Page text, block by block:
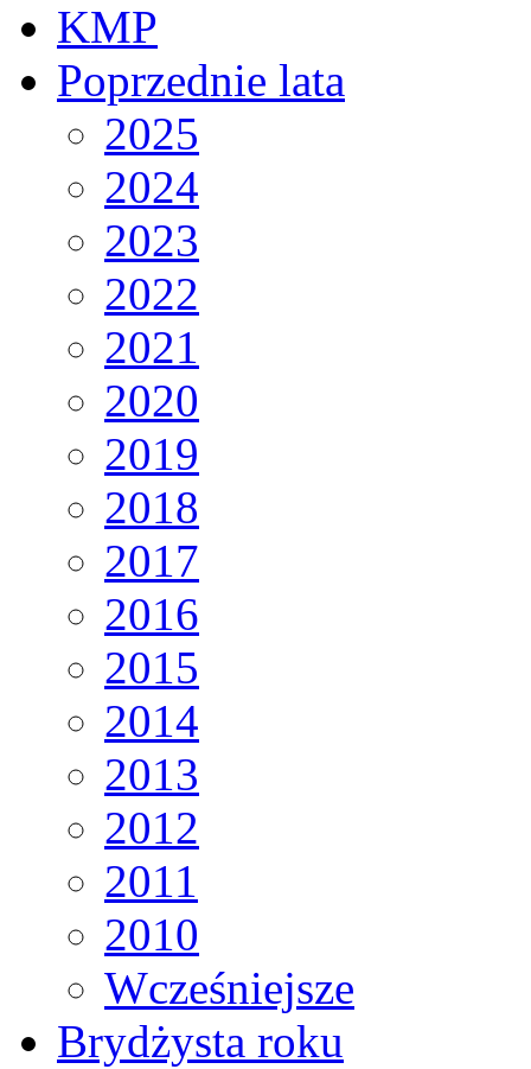
KMP
Poprzednie lata
2025
2024
2023
2022
2021
2020
2019
2018
2017
2016
2015
2014
2013
2012
2011
2010
Wcześniejsze
Brydżysta roku